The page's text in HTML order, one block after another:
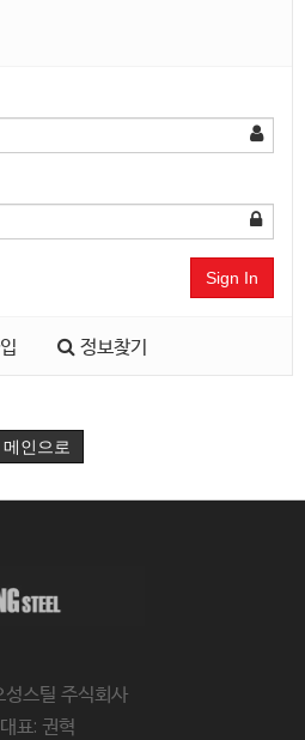
Sign In
정보찾기
메인으로
성스틸 주식회사
대표: 권혁